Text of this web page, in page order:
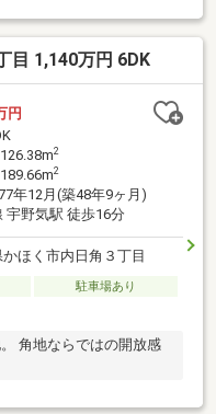
たい仕様となっておりま
にいても温度差のない
）＋AIクラウドHEMS
電池（POWER DEPO
突然の停電にも対応 ☆
関に入った瞬間に感じ
目 1,140万円 6DK
円
2
2
年12月(築48年9ヶ月)
宇野気駅 徒歩16分
ほく市内日角３丁目
駐車場あり
角地ならではの開放感